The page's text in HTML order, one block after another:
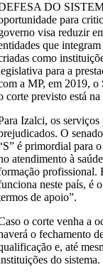
DO
para
visa reduzir
que
como
para a
a MP, em 2019, o
corte previsto está
Izalci, os serviços
O
é primordial para
atendimento à
profissional.
neste país, é
de apoio”.
o corte venha a
o fechamento
e, até
do sistema.